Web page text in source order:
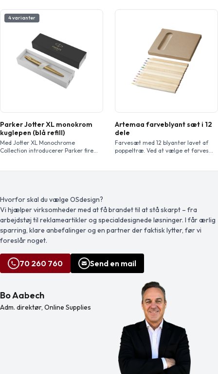
en lomme, taske eller dagbog. Et
design, der kombinerer naturlige,
forførende elegance med ægte
magnetisme. Inkl. Waterman
gaveæske. Leveres med en
reserverollerball til genopfyldning.
Eksklusivt design.
af ABSplastik. Farven på
4 varianter
Parker Jotter XL monokrom
kuglepen (blå refill)
Med Jotter XL Monochrome
Collection introducerer Parker fire
iøjnefaldende kvartet den perfekte
balance mellem tidløs elegance og
en slående moderne æstetik. Alle
kuglepenne har den
varemærkebeskyttede pileklips og
den markante […]
Artemaa farveblyant sæt i 12
dele
Farvesæt med 12 blyanter lavet af
poppeltræ. Ved at vælge et farvesæt
Penalstørrelse: 87 x 7 mm. Advarsel!
Ikke egnet til børn under tre år pga.
små […]
Hvorfor skal du vælge OSdesign?
Vi hjælper virksomheder med at få brandet til at stå skarpt – fra
arbejdstøj til reklameartikler og specialdesignede løsninger. I får ærlig
sparring, klare anbefalinger og en partner der faktisk lytter, før vi
foreslår noget.
70 260 760 Send en mail
Bo Aabech
Adm. direktør, Online Supplies